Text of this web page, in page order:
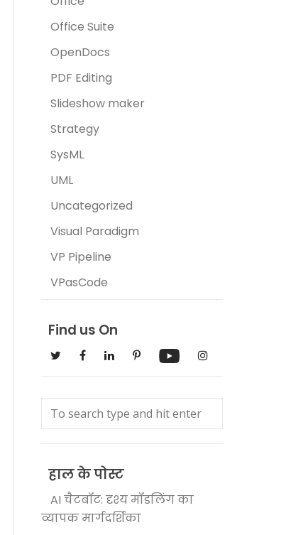
Office Suite
OpenDocs
PDF Editing
Slideshow maker
Strategy
SysML
UML
Uncategorized
Visual Paradigm
VP Pipeline
VPasCode
Find us On
हाल के पोस्ट
AI चैटबॉट: दृश्य मॉडलिंग का
व्यापक मार्गदर्शिका